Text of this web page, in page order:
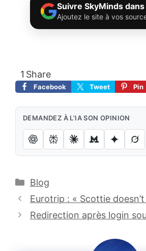
Suivre SkyMinds
Ajoutez le site à vos
Share
1
Facebook Tweet Pin
DEMANDEZ À L'IA SON OPINION
Catégories
Blog
Eurotrip : « Scottie
Redirection après login